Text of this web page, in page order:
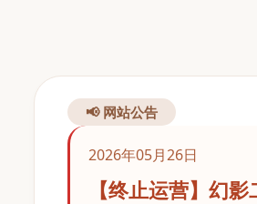
📢 网站公告
2026年05月26日
【终止运营】幻